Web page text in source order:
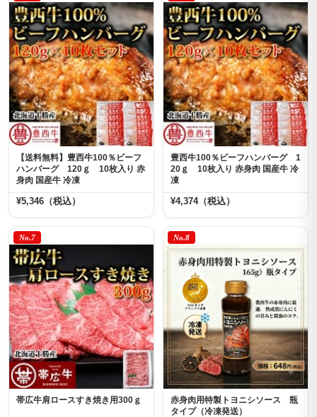
【送料無料】豊西牛100％ビーフ
ハンバーグ 120ｇ 10枚入り 赤
身肉 国産牛 冷凍
¥5,346（税込）
豊西牛100％ビーフハンバーグ 1
20ｇ 10枚入り 赤身肉 国産牛 冷
凍
¥4,374（税込）
No.7
帯広牛肩ロースすき焼き用300ｇ
No.8
赤身肉用特製トヨニシソース 瓶
タイプ（冷凍発送）